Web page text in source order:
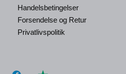
Handelsbetingelser
Forsendelse og Retur
Privatlivspolitik